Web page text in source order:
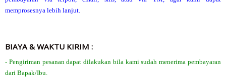
memprosesnya lebih lanjut.
BIAYA & WAKTU KIRIM :
- Pengiriman pesanan dapat dilakukan bila kami sudah menerima pembayaran
dari Bapak/Ibu.